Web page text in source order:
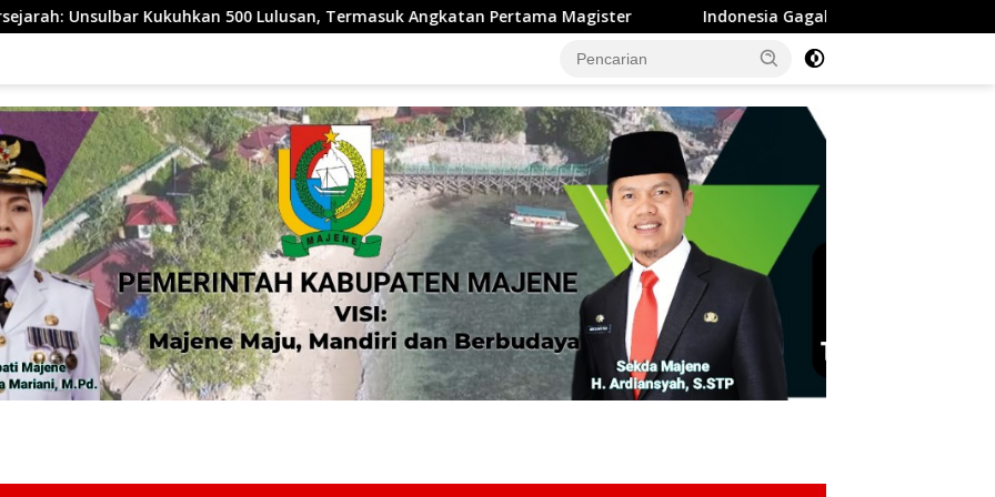
Lulusan, Termasuk Angkatan Pertama Magister Indonesia Gagal Melaju Piala Dunia Tidak Dengan Herson Rasyha